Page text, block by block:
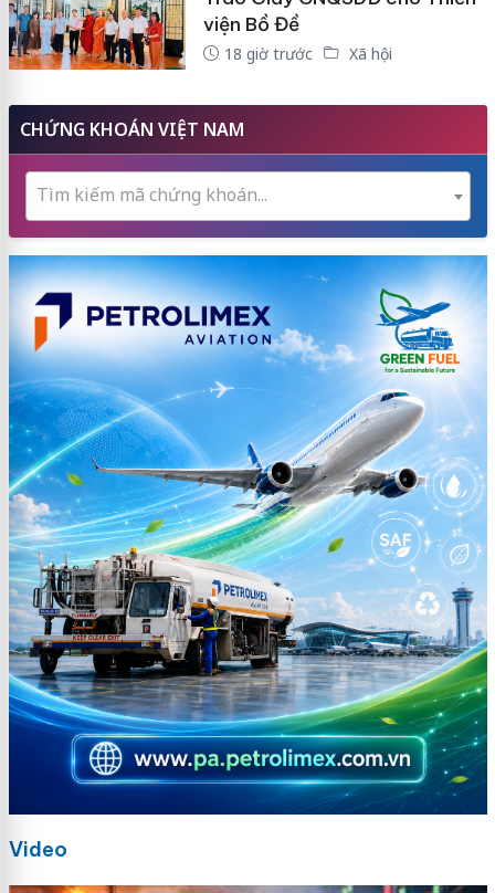
viện Bồ Đề
18 giờ trước Xã hội
CHỨNG KHOÁN VIỆT NAM
Tìm kiếm mã chứng khoán...
Video